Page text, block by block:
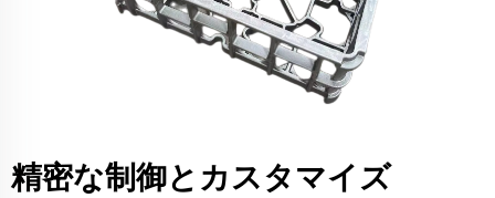
精密な制御とカスタマイズ